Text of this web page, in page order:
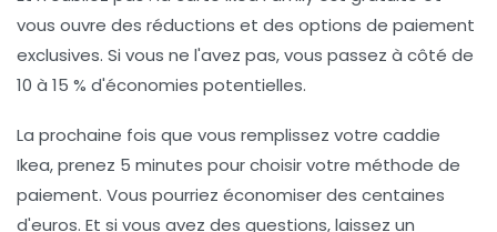
vous ouvre des réductions et des options de paiement
exclusives. Si vous ne l'avez pas, vous passez à côté de
10 à 15 % d'économies potentielles.
La prochaine fois que vous remplissez votre caddie
Ikea, prenez 5 minutes pour choisir votre méthode de
paiement. Vous pourriez économiser des centaines
d'euros. Et si vous avez des questions, laissez un